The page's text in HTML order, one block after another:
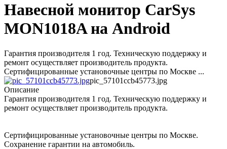
Навесной монитор CarSys
MON1018A на Android
Гарантия производителя 1 год. Техническую поддержку и
ремонт осуществляет производитель продукта.
Сертифицированные установочные центры по Москве ...
pic_57101ccb45773.jpg
Описание
Гарантия производителя 1 год. Техническую поддержку и
ремонт осуществляет производитель продукта.
Сертифицированные установочные центры по Москве.
Сохранение гарантии на автомобиль.